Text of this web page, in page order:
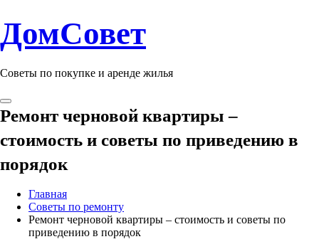
ДомСовет
Советы по покупке и аренде жилья
Ремонт черновой квартиры –
стоимость и советы по приведению в
порядок
Главная
Советы по ремонту
Ремонт черновой квартиры – стоимость и советы по
приведению в порядок